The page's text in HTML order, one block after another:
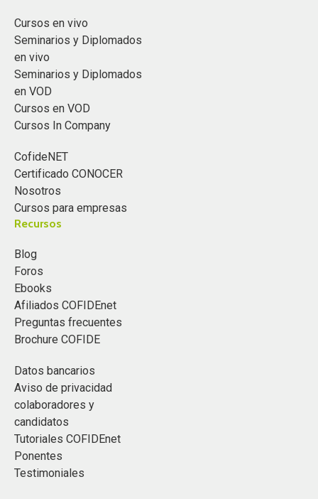
Cursos en vivo
Seminarios y Diplomados
en vivo
Seminarios y Diplomados
en VOD
Cursos en VOD
Cursos In Company
CofideNET
Certificado CONOCER
Nosotros
Cursos para empresas
Recursos
Blog
Foros
Ebooks
Afiliados COFIDEnet
Preguntas frecuentes
Brochure COFIDE
Datos bancarios
Aviso de privacidad
colaboradores y
candidatos
Tutoriales COFIDEnet
Ponentes
Testimoniales